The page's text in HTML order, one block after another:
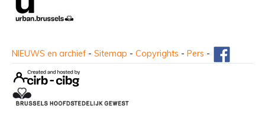
NIEUWS en archief - Sitemap - Copyrights - Pers -